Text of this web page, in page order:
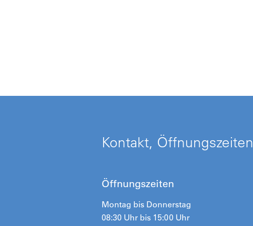
Kontakt, Öffnungszeiten
Öffnungszeiten
Montag bis Donnerstag
08:30 Uhr bis 15:00 Uhr